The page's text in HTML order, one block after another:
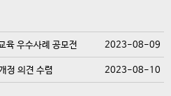
육 우수사례 공모전 2023-08-09
정 의견 수렴 2023-08-10